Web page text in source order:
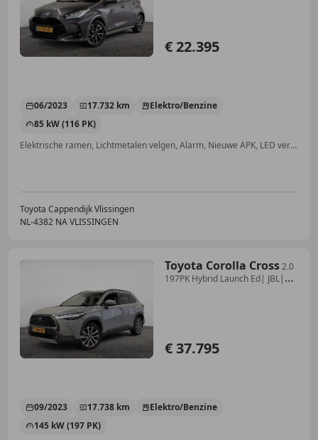
€ 22.395
06/2023 17.732 km
Elektro/Benzine
85 kW (116 PK)
Elektrische ramen, Lichtmetalen velgen, Alarm, Nieuwe APK, LED verlichting, Mistlampen, Keyless Entry, Grootlichtassistent
Toyota Cappendijk Vlissingen
NL-4382 NA VLISSINGEN
Toyota Corolla Cross2.0
197PK Hybrid Launch Ed| JBL|
€ 37.795
09/2023 17.738 km
Elektro/Benzine
145 kW (197 PK)